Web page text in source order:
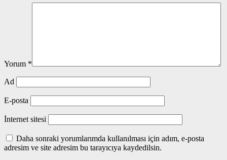
Yorum *
Ad
E-posta
İnternet sitesi
Daha sonraki yorumlarımda kullanılması için adım, e-posta
adresim ve site adresim bu tarayıcıya kaydedilsin.